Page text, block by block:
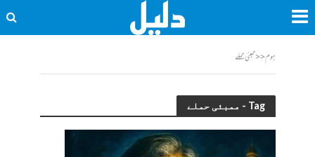
ہوم<<ممبئی حملے
Tag - ممبئی حملے